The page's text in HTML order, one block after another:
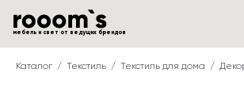
мебель и свет от ведущих брендов
Каталог Текстиль Текстиль для дома